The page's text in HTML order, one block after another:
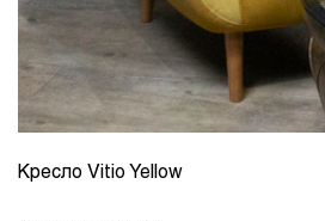
КОЛИЧЕСТВО 1
Кресло Vitio Yellow